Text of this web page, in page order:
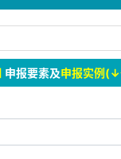
申报要素及申报实例